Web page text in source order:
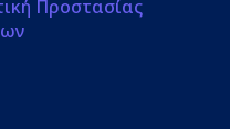
Προστασίας